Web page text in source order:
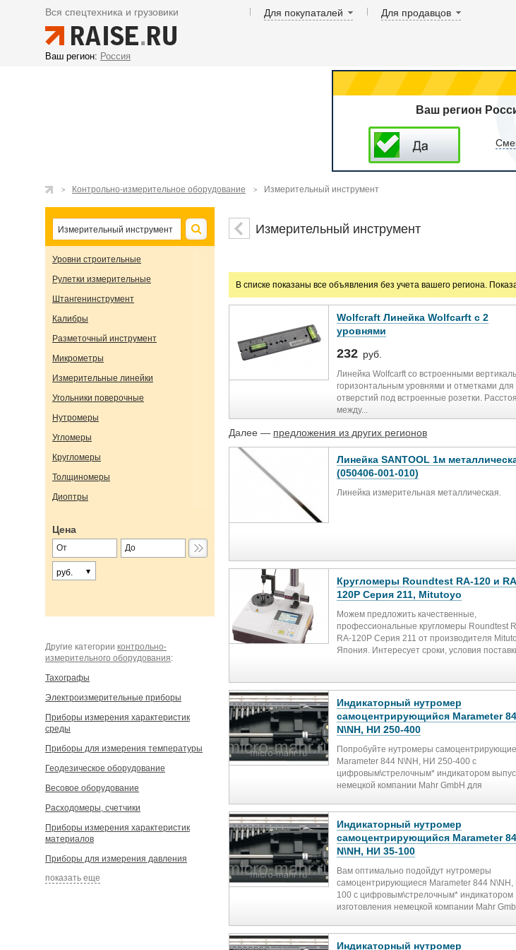
Вся спецтехника и грузовики Для покупаталей Для продавцов
Ваш регион: Россия
Ваш регион
Контрольно-измерительное оборудование Измерительный инструмент
Уровни строительные
Рулетки измерительные
Штангенинструмент
Калибры
Разметочный инструмент
Микрометры
Измерительные линейки
Угольники поверочные
Нутромеры
Угломеры
Кругломеры
Толщиномеры
Диоптры
Цена
руб.
Другие категории контрольно-
измерительного оборудования:
Тахографы
Электроизмерительные приборы
Приборы измерения характеристик
среды
Приборы для измерения температуры
Геодезическое оборудование
Весовое оборудование
Расходомеры, счетчики
Приборы измерения характеристик
материалов
Приборы для измерения давления
показать еще
Измерительный инструмент
В списке показаны все объявления без учета вашего региона.
Wolfcraft Линейка Wolfcarft с 2
уровнями
232 руб.
Линейка Wolfcarft со встроенными
горизонтальным уровнями и отметками для
отверстий под встроенные розетки.
между...
Далее — предложения из других регионов
Линейка SANTOOL 1м
(050406-001-010)
Линейка измерительная металлическая.
Кругломеры Roundtest RA-120 и
120P Серия 211, Mitutoyo
Можем предложить качественные,
профессиональные кругломеры Roundtest
RA-120P Серия 211 от производителя
Япония. Интересует сроки, условия
Индикаторный нутромер
самоцентрирующийся Marameter
N\NH, НИ 250-400
Попробуйте нутромеры
Marameter 844 N\NH, НИ 250-400 с
цифровым\стрелочным* индикатором
немецкой компании Mahr GmbH для
инструментом фирмы Mahr, то, возможно,
аргументы, как 150-ти летняя история
фирмы в производстве инструмента;
клиенты: Ижмаш, Роскосмос, Камаз,
Росатом, и др. ( см. ниже), помогут вам
в пользу данных средств измерений.
инструмент Mahr, он произведен в
самыми высокими мировыми нормами,
надежен, функционален, и при надлежащем
Marameter 844 N\NH.
Индикаторный нутромер
самоцентрирующийся Marameter
N\NH, НИ 35-100
Вам оптимально подойдут нутромеры
самоцентрирующиеся Marameter 844
100 с цифровым\стрелочным* индикатором
изготовления немецкой компании Mahr
не знакомы с инструментом фирмы Mahr,
возможно, такие аргументы, как 150-ти
Индикаторный нутромер